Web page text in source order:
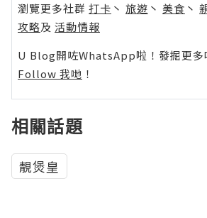
瀏覽更多社群 打卡 丶 旅遊 丶 美食 丶
攻略及 活動情報
U Blog開咗WhatsApp啦！發掘更多
Follow 我哋 ！
相關話題
靚煲皇